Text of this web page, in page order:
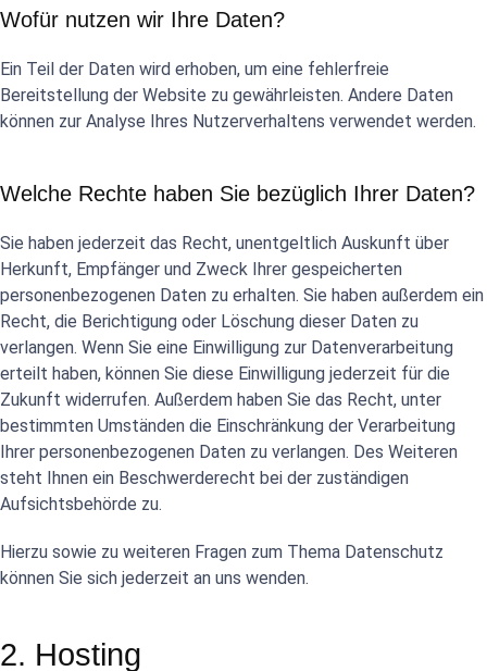
Wofür nutzen wir Ihre Daten?
Ein Teil der Daten wird erhoben, um eine fehlerfreie
Bereitstellung der Website zu gewährleisten. Andere Daten
können zur Analyse Ihres Nutzerverhaltens verwendet werden.
Welche Rechte haben Sie bezüglich Ihrer Daten?
Sie haben jederzeit das Recht, unentgeltlich Auskunft über
Herkunft, Empfänger und Zweck Ihrer gespeicherten
personenbezogenen Daten zu erhalten. Sie haben außerdem ein
Recht, die Berichtigung oder Löschung dieser Daten zu
verlangen. Wenn Sie eine Einwilligung zur Datenverarbeitung
erteilt haben, können Sie diese Einwilligung jederzeit für die
Zukunft widerrufen. Außerdem haben Sie das Recht, unter
bestimmten Umständen die Einschränkung der Verarbeitung
Ihrer personenbezogenen Daten zu verlangen. Des Weiteren
steht Ihnen ein Beschwerderecht bei der zuständigen
Aufsichtsbehörde zu.
Hierzu sowie zu weiteren Fragen zum Thema Datenschutz
können Sie sich jederzeit an uns wenden.
2. Hosting